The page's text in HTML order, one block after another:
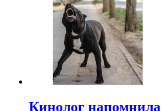
Кинолог напомнила